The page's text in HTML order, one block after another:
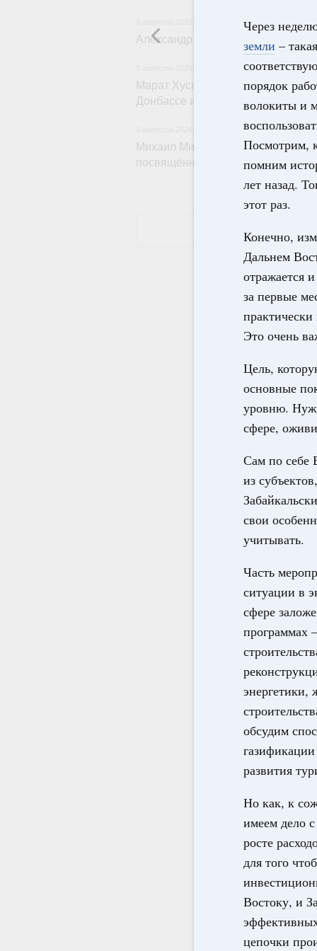
Через
земли –
порядок
волокиты и
Посмотрим,
помним
лет назад.
этот раз.
Конечно,
Дальнем
отражается
за первые
Это очень
Цель,
основные
уровню.
сфере,
Сам по себе
из
свои
учитывать.
Часть
ситуации в
сфере
программах
обсудим
развития
Но как, к
имеем дело
росте
для того
Востоку, и
цепочки
Оборот бензина и дизельного
Александр Новак провёл
Жилищная политика, рынок
Марат Хуснуллин: Первые
Донбассе и Новороссии будут
Вопросы производительности
Михаил Мишустин дал поручения
посвящённой повышению